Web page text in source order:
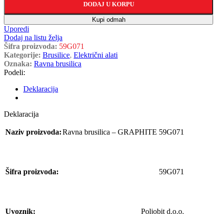
DODAJ U KORPU
Kupi odmah
Uporedi
Dodaj na listu želja
Šifra proizvoda: 59G071
Kategorije: Brusilice, Električni alati
Oznaka: Ravna brusilica
Podeli:
Deklaracija
Deklaracija
Naziv proizvoda:Ravna brusilica – GRAPHITE 59G071
Šifra proizvoda: 59G071
Uvoznik: Poljobit d.o.o.